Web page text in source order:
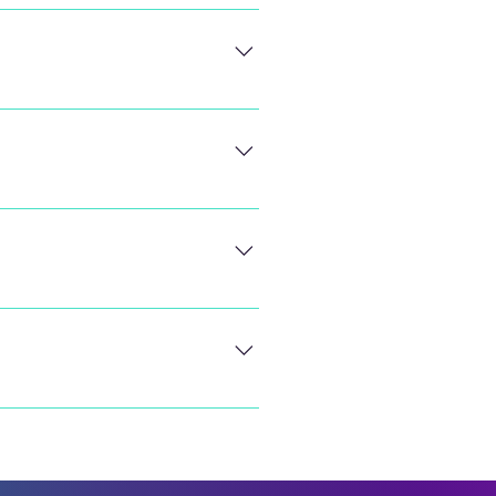
dem Zufall
und
Qualitätscheck
sämtliche Phasen
Betrieb aufnehmen
Ihrer PV-Anlage.
behoben werden
während die